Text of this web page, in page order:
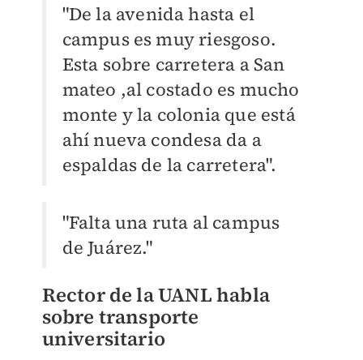
"De la avenida hasta el
campus es muy riesgoso.
Esta sobre carretera a San
mateo ,al costado es mucho
monte y la colonia que está
ahí nueva condesa da a
espaldas de la carretera".
"Falta una ruta al campus
de Juárez."
Rector de la UANL habla
sobre transporte
universitario